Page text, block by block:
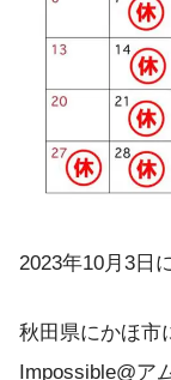
2023年10月3日
秋田県にかほ市
Impossible@ア